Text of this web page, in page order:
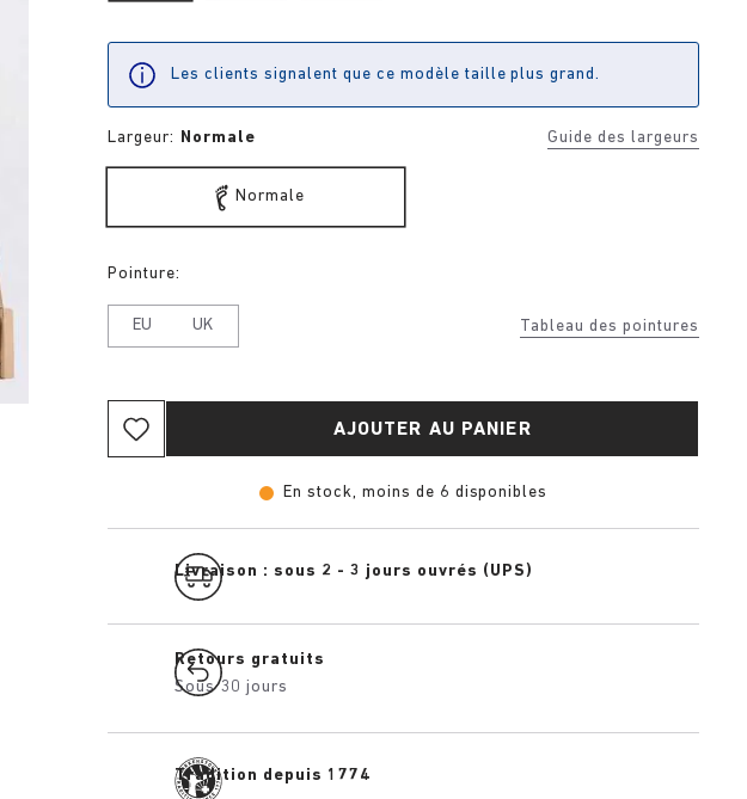
Les clients signalent que ce modèle taille plus grand.
Largeur: Normale Guide des largeurs
Normale
Tableau des pointures
Pointure:
EU UK
AJOUTER AU PANIER
En stock, moins de 6 disponibles
Livraison : sous 2 - 3 jours ouvrés (UPS)
Retours gratuits
Sous 30 jours
Tradition depuis 1774